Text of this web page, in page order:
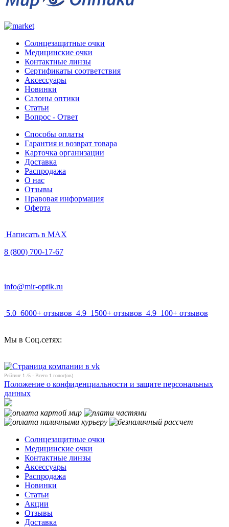
Солнцезащитные очки
Медицинские очки
Контактные линзы
Сертификаты соответствия
Аксессуары
Новинки
Салоны оптики
Статьи
Вопрос - Ответ
Способы оплаты
Гарантия и возврат товара
Карточка организации
Доставка
Распродажа
О нас
Отзывы
Правовая информация
Оферта
Написать в MAX
8 (800) 700-17-67
info@mir-optik.ru
5.0 6000+ отзывов 4.9 1500+ отзывов 4.9 100+ отзывов
Мы в Соц.сетях:
Рейтинг 1 /5 - Всего 1 голос(ов)
Положение о конфиденциальности и защите персональных
данных
Солнцезащитные очки
Медицинские очки
Контактные линзы
Аксессуары
Распродажа
Новинки
Статьи
Акции
Отзывы
Доставка